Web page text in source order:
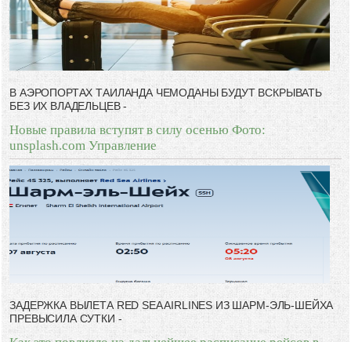
В АЭРОПОРТАХ ТАИЛАНДА ЧЕМОДАНЫ БУДУТ ВСКРЫВАТЬ
БЕЗ ИХ ВЛАДЕЛЬЦЕВ -
Новые правила вступят в силу осенью Фото:
unsplash.com Управление
ЗАДЕРЖКА ВЫЛЕТА RED SEA AIRLINES ИЗ ШАРМ-ЭЛЬ-ШЕЙХА
ПРЕВЫСИЛА СУТКИ -